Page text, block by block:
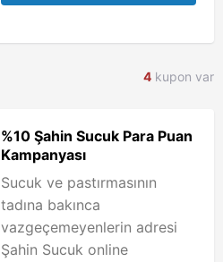
4 kupon var
%10 Şahin Sucuk Para Puan
Kampanyası
Sucuk ve pastırmasının
tadına bakınca
vazgeçemeyenlerin adresi
Şahin Sucuk online